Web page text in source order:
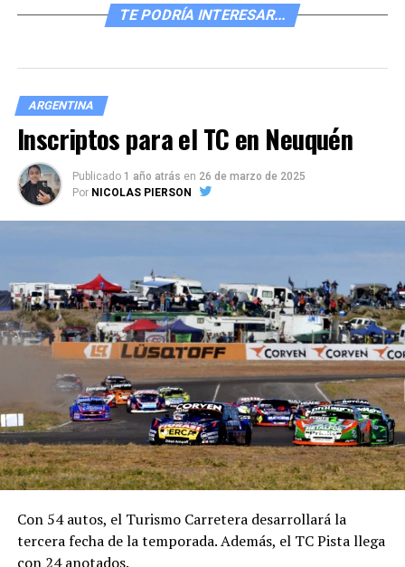
También se puede tramitar en persona en un Centro de
Atención SUBE donde habrá que presentar el último DNI
El beneficio de la Tarifa Social
se aplica a los siguientes
grupos:
Personal de trabajo doméstico
Veteranos de la Guerra de Malvinas
Beneficiarios de la Asignación Universal por Hijo
Beneficiarias del plan Asignación por Embarazo
Miembros del Programa de Jóvenes con Más y
Mejor trabajo
Beneficiarios del Seguro por desempleo
Seguro de Capacitación y Empleo
Programa Promover Igualdad de Oportunidades
Programa Nacional de Inclusión Socioproductiva y
TE PODRÍA INTERESAR...
ARGENTINA
Inscriptos para el TC en Neuquén
Publicado 1 año atrás en 26 de marzo de 2025
Por NICOLAS PIERSON
Con 54 autos, el Turismo Carretera desarrollará la
tercera fecha de la temporada. Además, el TC Pista llega
con 24 anotados.